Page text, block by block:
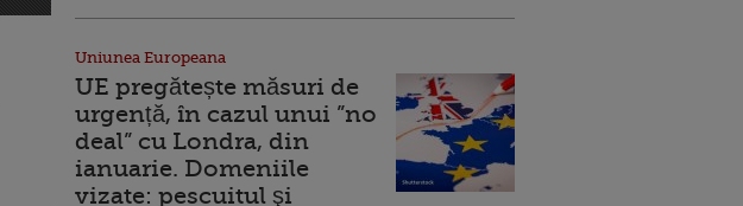
Uniunea Europeana
UE pregătește măsuri de
urgență, în cazul unui ”no
deal” cu Londra, din
ianuarie. Domeniile
vizate: pescuitul şi